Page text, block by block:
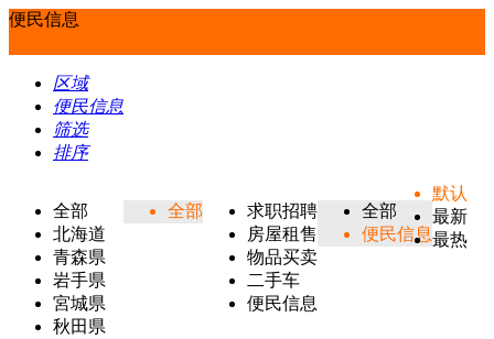
便民信息
区域
便民信息
筛选
排序
全部
北海道
青森県
岩手県
宮城県
秋田県
全部
求职招聘
房屋租售
物品买卖
二手车
便民信息
全部
便民信息
默认
最新
最热